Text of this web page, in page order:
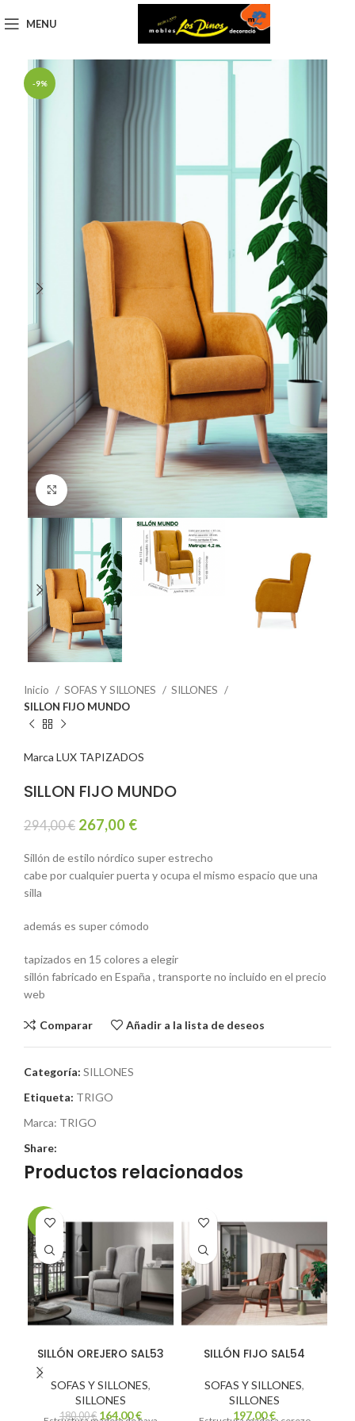
MENU
-9%
Click to enlarge
Inicio SOFAS Y SILLONES
SILLONES
SILLON FIJO MUNDO
Marca LUX TAPIZADOS
SILLON FIJO MUNDO
294,00€ 267,00 €
Sillón de estilo nórdico super estrecho
cabe por cualquier puerta y ocupa el mismo espacio que una
silla
además es super cómodo
tapizados en 15 colores a elegir
sillón fabricado en España , transporte no incluido en el precio
web
Comparar Añadir a la lista de deseos
Categoría: SILLONES
Etiqueta: TRIGO
Marca: TRIGO
Share:
Productos relacionados
-9%
SILLÓN OREJERO SAL53
SOFAS Y SILLONES,
SILLONES
180,00€ 164,00€
SILLÓN FIJO SAL54
SOFAS Y SILLONES,
SILLONES
197,00€